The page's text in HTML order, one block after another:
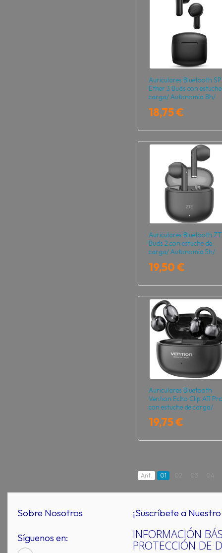
Auriculares Bluetooth
Ether 3 Buds con
carga/ Autonomía 8h/
18,75 €
Auriculares Bluetooth
Buds 2 con estuche de
carga/ Autonomía 5h/
19,50 €
Auriculares Bluetooth
Vention Echo Clip A11
con estuche de carga/
19,75 €
Ant. 01 03
Sobre Nosotros
Síguenos en:
¡Suscríbete a
INFORMACIÓN
PROTECCIÓN DE